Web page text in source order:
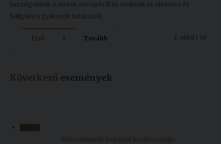
beszélgettünk a mesék szerepéről és azoknak az olvasóra és
hallgatóra gyakorolt hatásairól.
1. oldal / 16
Első 1 Tovább
Következő események
Reformátusok Szárszói Konferenciája